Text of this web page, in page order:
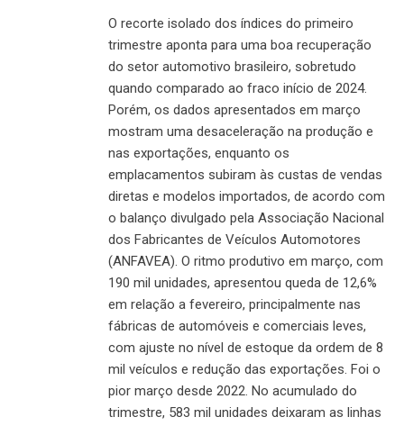
O recorte isolado dos índices do primeiro
trimestre aponta para uma boa recuperação
do setor automotivo brasileiro, sobretudo
quando comparado ao fraco início de 2024.
Porém, os dados apresentados em março
mostram uma desaceleração na produção e
nas exportações, enquanto os
emplacamentos subiram às custas de vendas
diretas e modelos importados, de acordo com
o balanço divulgado pela Associação Nacional
dos Fabricantes de Veículos Automotores
(ANFAVEA). O ritmo produtivo em março, com
190 mil unidades, apresentou queda de 12,6%
em relação a fevereiro, principalmente nas
fábricas de automóveis e comerciais leves,
com ajuste no nível de estoque da ordem de 8
mil veículos e redução das exportações. Foi o
pior março desde 2022. No acumulado do
trimestre, 583 mil unidades deixaram as linhas